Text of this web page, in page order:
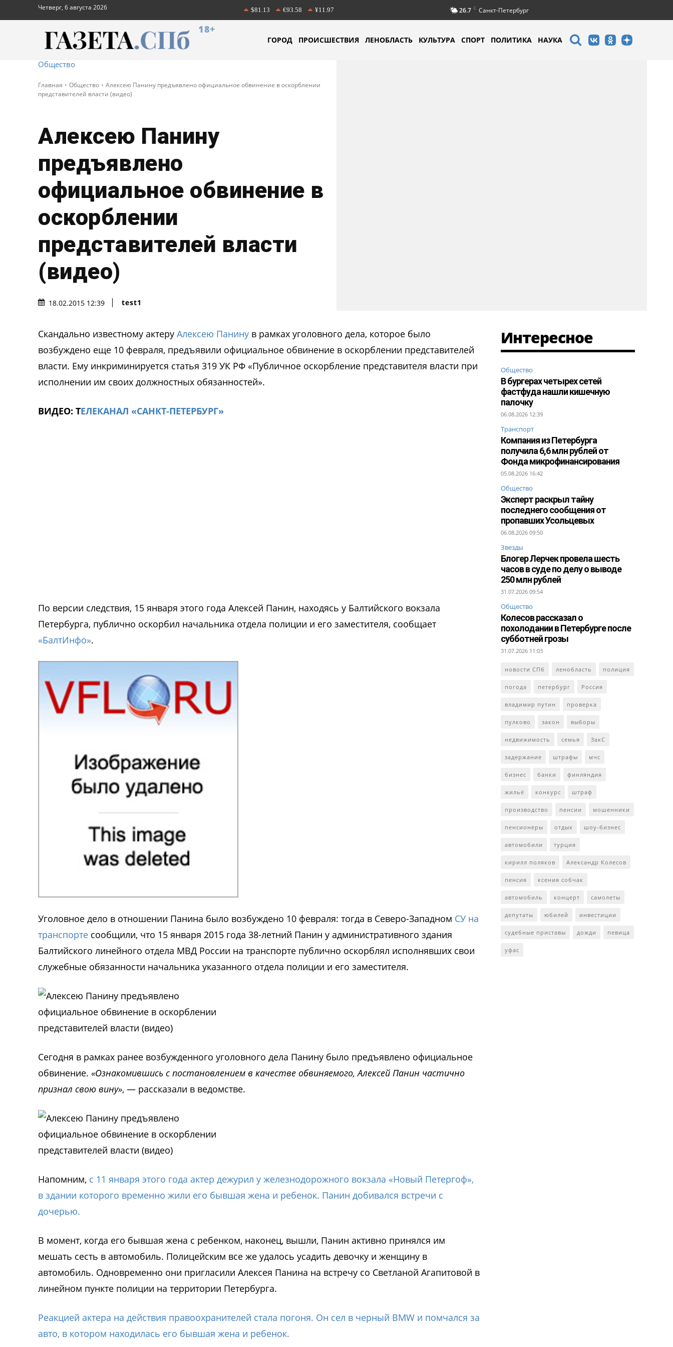
Четверг, 6 августа 2026 $81.13 €93.58 ¥11.97 26.7 C Санкт-Петербург
18+
ГОРОД ПРОИСШЕСТВИЯ ЛЕНОБЛАСТЬ КУЛЬТУРА СПОРТ ПОЛИТИКА НАУКА
Общество
Главная Общество
Алексею Панину предъявлено официальное обвинение в оскорблении
представителей власти (видео)
Алексею Панину
предъявлено
официальное обвинение в
оскорблении
представителей власти
(видео)
18.02.2015 12:39 test1
Скандально известному актеру Алексею Панину в рамках уголовного дела, которое было
возбуждено еще 10 февраля, предъявили официальное обвинение в оскорблении представителей
власти. Ему инкриминируется статья 319 УК РФ «Публичное оскорбление представителя власти при
исполнении им своих должностных обязанностей».
ВИДЕО: ТЕЛЕКАНАЛ «САНКТ-ПЕТЕРБУРГ»
По версии следствия, 15 января этого года Алексей Панин, находясь у Балтийского вокзала
Петербурга, публично оскорбил начальника отдела полиции и его заместителя, сообщает
«БалтИнфо».
Уголовное дело в отношении Панина было возбуждено 10 февраля: тогда в Северо-Западном СУ на
транспорте сообщили, что 15 января 2015 года 38-летний Панин у административного здания
Балтийского линейного отдела МВД России на транспорте публично оскорблял исполнявших свои
служебные обязанности начальника указанного отдела полиции и его заместителя.
Сегодня в рамках ранее возбужденного уголовного дела Панину было предъявлено официальное
обвинение. «Ознакомившись с постановлением в качестве обвиняемого, Алексей Панин частично
признал свою вину», — рассказали в ведомстве.
Напомним, с 11 января этого года актер дежурил у железнодорожного вокзала «Новый Петергоф»,
в здании которого временно жили его бывшая жена и ребенок. Панин добивался встречи с
дочерью.
В момент, когда его бывшая жена с ребенком, наконец, вышли, Панин активно принялся им
мешать сесть в автомобиль. Полицейским все же удалось усадить девочку и женщину в
автомобиль. Одновременно они пригласили Алексея Панина на встречу со Светланой Агапитовой в
линейном пункте полиции на территории Петербурга.
Реакцией актера на действия правоохранителей стала погоня. Он сел в черный BMW и помчался за
авто, в котором находилась его бывшая жена и ребенок.
Интересное
Общество
В бургерах четырех сетей
фастфуда нашли кишечную
палочку
06.08.2026 12:39
Транспорт
Компания из Петербурга
получила 6,6 млн рублей от
Фонда микрофинансирования
05.08.2026 16:42
Общество
Эксперт раскрыл тайну
последнего сообщения от
пропавших Усольцевых
06.08.2026 09:50
Звезды
Блогер Лерчек провела шесть
часов в суде по делу о выводе
250 млн рублей
31.07.2026 09:54
Общество
Колесов рассказал о
похолодании в Петербурге после
субботней грозы
31.07.2026 11:03
новости СПб ленобласть полиция
погода петербург Россия
владимир путин проверка
пулково закон выборы
недвижимость семья ЗакС
задержание штрафы мчс
бизнес банки финляндия
жильё конкурс штраф
производство пенсии мошенники
пенсионеры отдых шоу-бизнес
автомобили турция
кирилл поляков Александр Колесов
пенсия ксения собчак
автомобиль концерт самолеты
депутаты юбилей инвестиции
судебные приставы дожди певица
уфас